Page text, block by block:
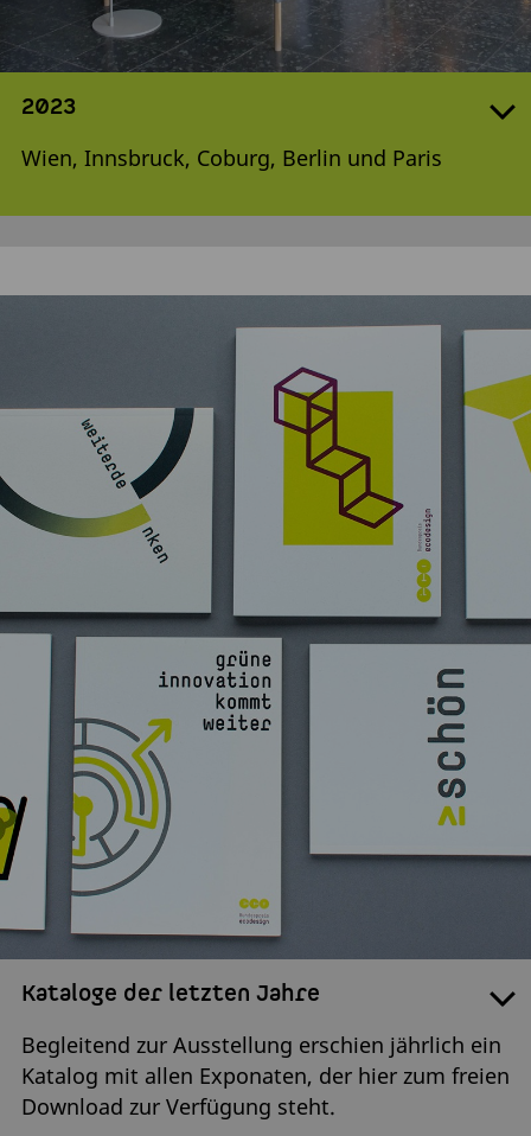
2023
Wien, Innsbruck, Coburg, Berlin und Paris
Kataloge der letzten Jahre
Begleitend zur Ausstellung erschien jährlich ein
Katalog mit allen Exponaten, der hier zum freien
Download zur Verfügung steht.